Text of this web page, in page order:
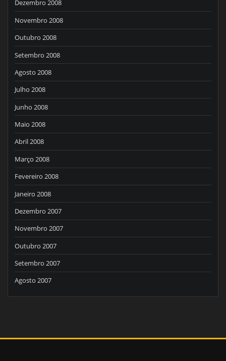
Dezembro 2008
Novembro 2008
Outubro 2008
Setembro 2008
Agosto 2008
Julho 2008
Junho 2008
Maio 2008
Abril 2008
Março 2008
Fevereiro 2008
Janeiro 2008
Dezembro 2007
Novembro 2007
Outubro 2007
Setembro 2007
Agosto 2007